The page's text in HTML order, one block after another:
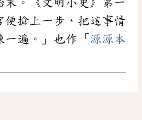
末。《文明小史》第一
便搶上一步，把這事情
一遍。」也作「 源源本